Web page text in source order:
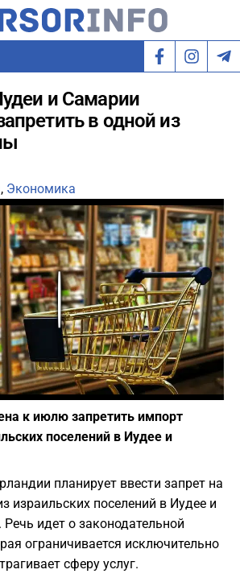
и Самарии
в одной из
, Экономика
Play
Фото: Pixabay
к июлю запретить импорт
поселений в Иудее и
планирует ввести запрет на
израильских поселений в Иудее и
идет о законодательной
ограничивается исключительно
сферу услуг.